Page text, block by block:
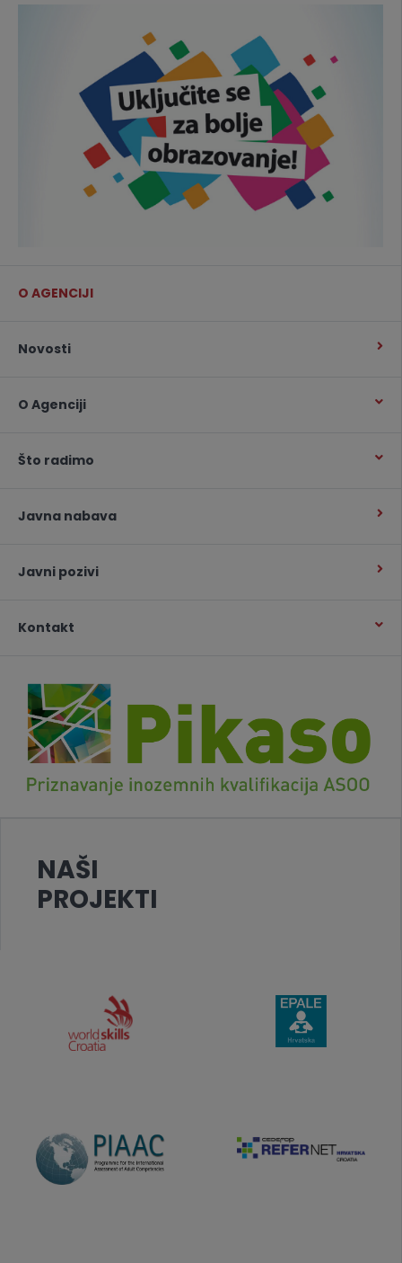
O AGENCIJI
Novosti
O Agenciji
Što radimo
Javna nabava
Javni pozivi
Kontakt
NAŠI
PROJEKTI